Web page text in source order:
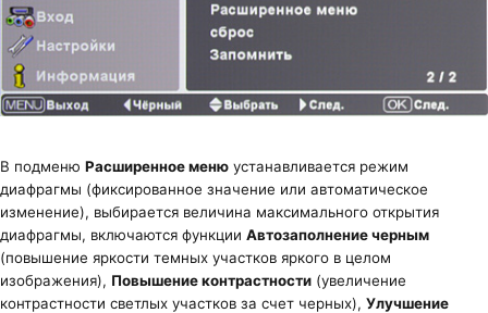
В подменю Расширенное меню устанавливается режим
диафрагмы (фиксированное значение или автоматическое
изменение), выбирается величина максимального открытия
диафрагмы, включаются функции Автозаполнение черным
(повышение яркости темных участков яркого в целом
изображения), Повышение контрастности (увеличение
контрастности светлых участков за счет черных), Улучшение